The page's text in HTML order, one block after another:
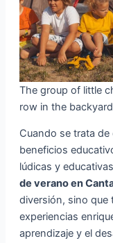
The group of little
row in the
Cuando se trata
beneficios
lúdicas y
de verano en
diversión, sino que
experiencias
aprendizaje y el